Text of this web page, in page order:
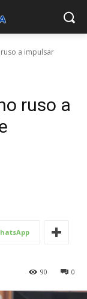
a impulsar
ruso a
0
90